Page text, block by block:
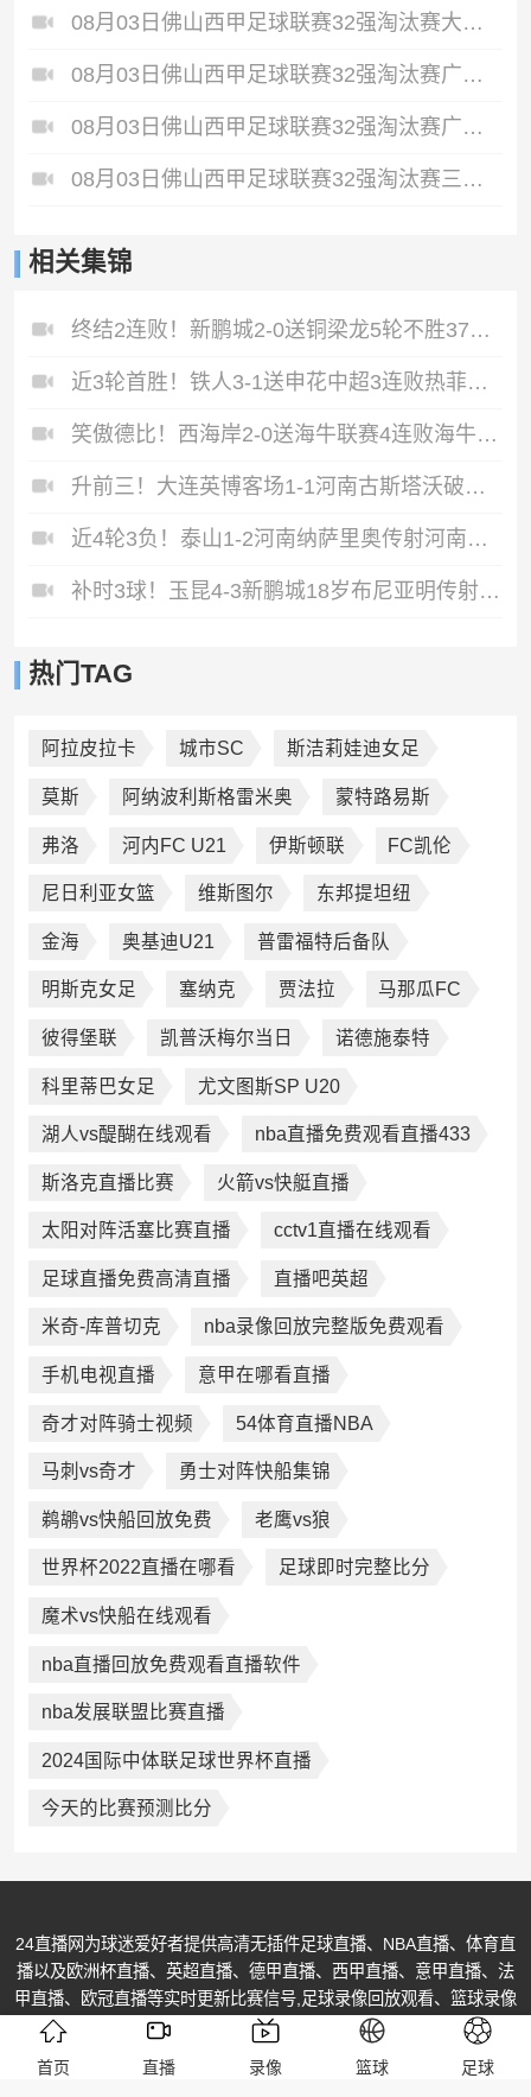
首页 直播 录像 篮球 足球
08月03日佛山西甲足球联赛32强淘汰赛大塘控股VS茂名市点都得全场录像
08月03日佛山西甲足球联赛32强淘汰赛广东凤铝VS湛江八部科技全场录像
08月03日佛山西甲足球联赛32强淘汰赛广东客家青年VS广州英华思力U17全场录像
08月03日佛山西甲足球联赛32强淘汰赛三水乐民兴健力宝VS中国澳门澳科精英全场录像
相关集锦
终结2连败！新鹏城2-0送铜梁龙5轮不胜37岁姜至鹏破门韦斯利建功
近3轮首胜！铁人3-1送申花中超3连败热菲尼奥双响邦本宜裕传射
笑傲德比！西海岸2-0送海牛联赛4连败海牛仍垫底西海岸升至第二
升前三！大连英博客场1-1河南古斯塔沃破门19岁杨铭锐替补扳平
近4轮3负！泰山1-2河南纳萨里奥传射河南终结17年客场不胜泰山
补时3球！玉昆4-3新鹏城18岁布尼亚明传射侯永永乌龙卡约绝杀
热门TAG
阿拉皮拉卡 城市SC 斯洁莉娃迪女足
莫斯 阿纳波利斯格雷米奥 蒙特路易斯
弗洛 河内FC U21 伊斯顿联 FC凯伦
尼日利亚女篮 维斯图尔 东邦提坦纽
金海 奥基迪U21 普雷福特后备队
明斯克女足 塞纳克 贾法拉 马那瓜FC
彼得堡联 凯普沃梅尔当日 诺德施泰特
科里蒂巴女足 尤文图斯SP U20
湖人vs醍醐在线观看 nba直播免费观看直播433
斯洛克直播比赛 火箭vs快艇直播
太阳对阵活塞比赛直播 cctv1直播在线观看
足球直播免费高清直播 直播吧英超
米奇-库普切克 nba录像回放完整版免费观看
手机电视直播 意甲在哪看直播
奇才对阵骑士视频 54体育直播NBA
马刺vs奇才 勇士对阵快船集锦
鹈鹕vs快船回放免费 老鹰vs狼
世界杯2022直播在哪看 足球即时完整比分
魔术vs快船在线观看
nba直播回放免费观看直播软件
nba发展联盟比赛直播
2024国际中体联足球世界杯直播
今天的比赛预测比分
24直播网为球迷爱好者提供高清无插件足球直播、NBA直播、体育直
播以及欧洲杯直播、英超直播、德甲直播、西甲直播、意甲直播、法
甲直播、欧冠直播等实时更新比赛信号,足球录像回放观看、篮球录像
回放,高清体育视频免费播放尽在24直播网！
© Copyright @ 2013-2026 All Rights Reserved. 24直播网 版权所有